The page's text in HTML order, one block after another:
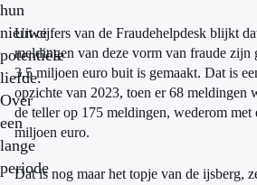
hun
nieuwe
potentiële
liefde.
Over
een
lange
periode
Uit cijfers van de Fraudehelpdesk blijkt
meldingen van deze vorm van fraude zijn
3,5 miljoen euro buit is gemaakt. Dat is
opzichte van 2023, toen er 68 meldingen
de teller op 175 meldingen, wederom met
miljoen euro.
Dat is nog maar het topje van de ijsberg,